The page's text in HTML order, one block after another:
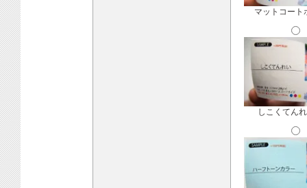
マットコート
しこくてん